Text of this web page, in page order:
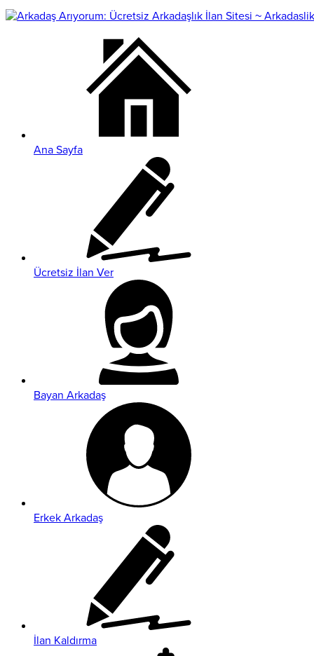
Ana Sayfa
Ücretsiz İlan Ver
Bayan Arkadaş
Erkek Arkadaş
İlan Kaldırma